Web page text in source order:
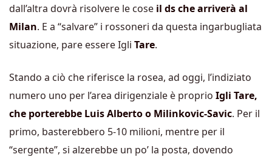
dall’altra dovrà risolvere le cose il ds che arriverà al
Milan. E a “salvare” i rossoneri da questa ingarbugliata
situazione, pare essere Igli Tare.
Stando a ciò che riferisce la rosea, ad oggi, l’indiziato
numero uno per l’area dirigenziale è proprio Igli Tare,
che porterebbe Luis Alberto o Milinkovic-Savic. Per il
primo, basterebbero 5-10 milioni, mentre per il
“sergente”, si alzerebbe un po’ la posta, dovendo